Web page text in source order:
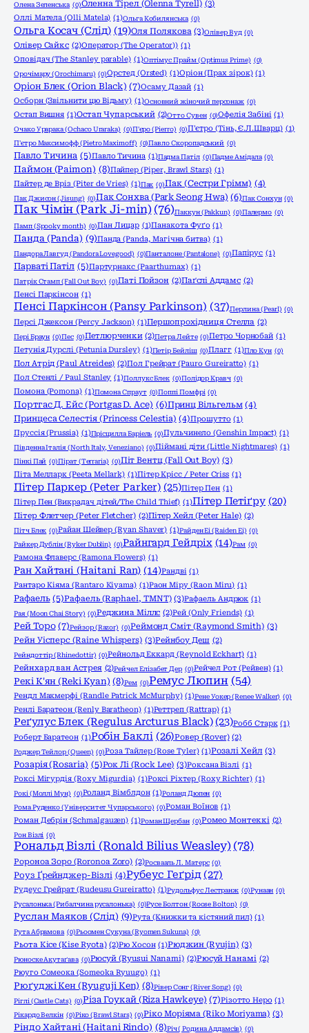
Олена Зеленська (0)Оленна Тірел (Olenna Tyrell) (3)
Оллі Матела (Olli Matela) (1)Ольга Кобилянська (0)
Ольга Косач (Слід) (19)Оля Полякова (3)Олівер Вуд (0)
Олівер Сайкс (2)Оператор (The Operator)) (1)
Оповідач (The Stanley parable) (1)Оптімус Прайм (Optimus Prime) (0)
Орочімару (Orochimaru) (0)Орстед (Orsted) (1)Оріон (Прах зірок) (1)
Оріон Блек (Orion Black) (7)Осаму Дазай (1)
Осборн (Звільнити цю Відьму) (1)Основний жіночий персонаж (0)
Остап Вишня (1)Остап Чупарський (2)Отто Сувен (0)Офелія Забіні (1)
Очако Урарака (Ochaco Uraraka) (0)П'єро (Pierro) (0)П'єтро (Тінь, Є.Л.Шварц) (1)
П'єтро Максимофф (Pietro Maximoff) (0)Павло Скоропадський (0)
Павло Тичина (5)Павло Тичина (1)Падма Патіл (0)Падме Амідала (0)
Паймон (Paimon) (8)Пайпер (Piper, Brawl Stars) (1)
Пайтер де Вріз (Piter de Vries) (1)Пак (0)Пак (Сестри Грімм) (4)
Пак Джисон (Jisung) (0)Пак Сонхва (Park Seong Hwa) (6)Пак Сонхун (0)
Пак Чімін (Park Ji-min) (76)Паккун (Pakkun) (0)Палермо (0)
Памп (Spooky month) (0)Пан Лицар (1)Панакота Фуґо (1)
Панда (Panda) (9)Панда (Panda, Магічна битва) (1)
Пандора Лавгуд (Pandora Lovegood) (0)Панталоне (Pantalone) (0)Папірус (1)
Парваті Патіл (5)Партурнакс (Paarthurnax) (1)
Патрік Стамп (Fall Out Boy) (0)Паті Пойзон (2)Паґслі Аддамс (2)
Пенсі Паркінсон (1)
Пенсі Паркінсон (Pansy Parkinson) (37)Перлина (Pearl) (0)
Персі Джексон (Percy Jackson) (1)Першопрохідниця Стелла (2)
Пері Браун (0)Пес (0)Петлюрченки (2)Петра Лейте (0)Петро Чорнобай (1)
Петунія Дурслі (Petunia Dursley) (1)Петір Бейліш (0)Плагг (1)Пло Кун (0)
Пол Атрід (Paul Atreides) (2)Пол Грейрат (Pauro Gureiratto) (1)
Пол Стенлі / Paul Stanley (1)Поллукс Блек (0)Полідор Кравч (0)
Помона (Pomona) (1)Помона Спраут (0)Поппі Помфрі (0)
Портгас Д. Ейс (Portgas D. Ace) (6)Принц Вільгельм (4)
Принцеса Селестія (Princess Celestia) (4)Прошутто (1)
Пруссія (Prussia) (1)Прісцилла Баріель (0)Пульчинело (Genshin Impact) (1)
Південна Італія (North Italy, Veneziano) (0)Піймані діти (Little Nightmares) (1)
Пінкі Пай (0)Пірат (Terraria) (0)Піт Вентц (Fall Out Boy) (3)
Піта Мелларк (Peeta Mellark) (1)Пітер Крісс / Peter Criss (1)
Пітер Паркер (Peter Parker) (25)Пітер Пен (1)
Пітер Пен (Викрадач дітей/The Child Thief) (1)Пітер Петіґру (20)
Пітер Флетчер (Peter Fletcher) (2)Пітер Хейл (Peter Hale) (2)
Пітч Блек (0)Райан Шейвер (Ryan Shaver) (1)Райден Еі (Raiden Ei) (0)
Райкер Дублін (Ryker Dublin) (0)Райнгард Гейдріх (14)Рам (0)
Рамона Флаверс (Ramona Flowers) (1)
Ран Хайтані (Haitani Ran) (14)Рандві (1)
Рантаро Кіяма (Rantaro Kiyama) (1)Раон Міру (Raon Miru) (1)
Рафаель (5)Рафаель (Raphael, TMNT) (3)Рафаель Андрюк (1)
Рая (Moon Chai Story) (0)Реджина Міллс (2)Рей (Only Friends) (1)
Рей Торо (7)Рейзор (Razor) (0)Реймонд Сміт (Raymond Smith) (3)
Рейн Уісперс (Raine Whispers) (3)Рейнбоу Деш (2)
Рейндоттір (Rhinedottir) (0)Рейнольд Еккард (Reynold Eckhart) (1)
Рейнхард ван Астрея (2)Рейчел Елізабет Дер (0)Рейчел Рот (Рейвен) (1)
Рекі К'ян (Reki Kyan) (8)Рем (0)Ремус Люпин (54)
Рендл Макмерфі (Randle Patrick McMurphy) (1)Рене Уокер (Renee Walker) (0)
Ренлі Баратеон (Renly Baratheon) (1)Реттреп (Rattrap) (1)
Реґулус Блек (Regulus Arcturus Black) (23)Робб Старк (1)
Роберт Баратеон (1)Робін Баклі (26)Ровер (Rover) (2)
Роджер Тейлор (Queen) (0)Роза Тайлер (Rose Tyler) (1)Розалі Хейл (3)
Розарія (Rosaria) (5)Рок Лі (Rock Lee) (3)Роксана Візлі (1)
Роксі Мігурдія (Roxy Migurdia) (1)Роксі Ріхтер (Roxy Richter) (1)
Рокі (Моллі Мун) (0)Роланд Вімблдон (1)Роланд Дюпен (0)
Рома Руденко (Університет Чупарського) (0)Роман Воїнов (1)
Роман Дебрін (Schmalgauzen) (1)Роман Щербан (0)Ромео Монтеккі (2)
Рон Візлі (0)
Рональд Візлі (Ronald Bilius Weasley) (78)
Ророноа Зоро (Roronoa Zoro) (2)Росвааль Л. Матерс (0)
Роуз Ґрейнджер-Візлі (4)Рубеус Геґрід (27)
Рудеус Грейрат (Rudeusu Gureiratto) (1)Рудольфус Лестранж (0)Рунаан (0)
Русалонька (Рибалчина русалонька) (0)Русе Болтон (Roose Bolton) (0)
Руслан Маяков (Слід) (9)Рута (Книжки та кістяний пил) (1)
Рута Абрамова (0)Рьоомен Сукуна (Ryomen Sukuna) (0)
Рьота Кісе (Kise Ryota) (2)Рю Хосон (1)Рюджин (Ryujin) (3)
Рюноске Акутаґава (0)Рюсуй (Ryusui Nanami) (2)Рюсуй Нанамі (2)
Рюуго Сомеока (Someoka Ryuugo) (1)
Рюґуджі Кен (Ryuguji Ken) (8)Рівер Сонг (River Song) (0)
Ріглі (Castle Cats) (0)Різа Гоукай (Riza Hawkeye) (7)Різотто Неро (1)
Рікардо Велкін (0)Ріко (Brawl Stars) (0)Ріко Моріяма (Riko Moriyama) (3)
Ріндо Хайтані (Haitani Rindo) (8)Річ ( Родина Аддамсів) (0)